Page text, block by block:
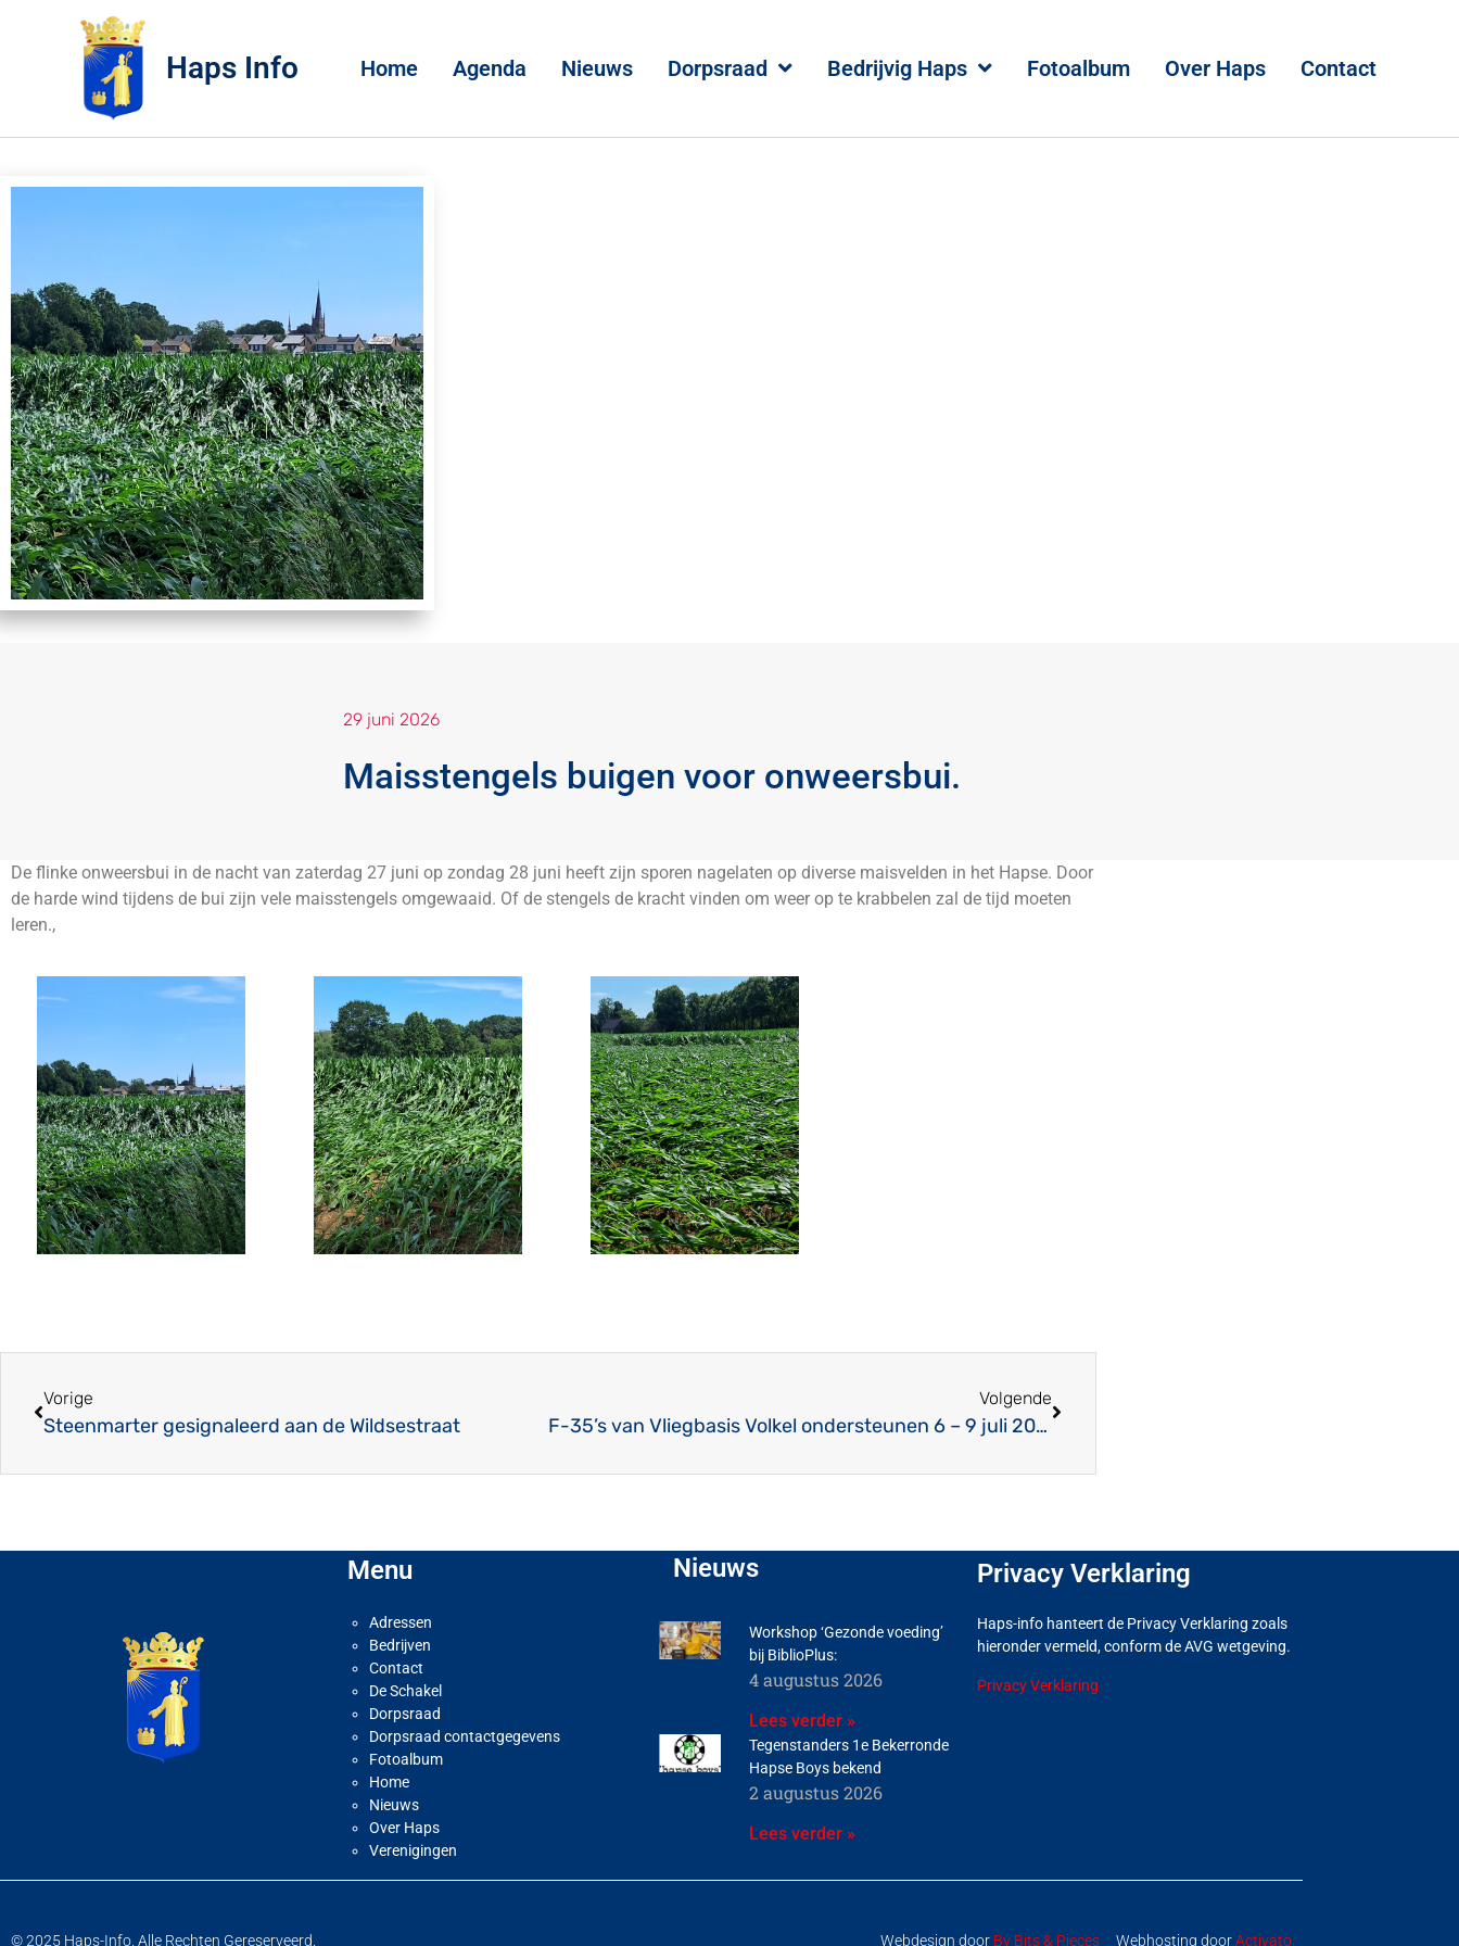
Haps Info Home Agenda Nieuws Dorpsraad Bedrijvig Haps Fotoalbum Over Haps Contact
29 juni 2026
Maisstengels buigen voor onweersbui.
De flinke onweersbui in de nacht van zaterdag 27 juni op zondag 28 juni heeft zijn sporen nagelaten op diverse maisvelden in het Hapse. Door
de harde wind tijdens de bui zijn vele maisstengels omgewaaid. Of de stengels de kracht vinden om weer op te krabbelen zal de tijd moeten
leren.,
Vorige
Steenmarter gesignaleerd aan de Wildsestraat
Volgende
F-35’s van Vliegbasis Volkel ondersteunen 6 – 9 juli 2026 de WIC op Vliegbasis Leeuwarden
Menu
Adressen
Bedrijven
Contact
De Schakel
Dorpsraad
Dorpsraad contactgegevens
Fotoalbum
Home
Nieuws
Over Haps
Verenigingen
Nieuws
Workshop ‘Gezonde voeding’
bij BiblioPlus:
4 augustus 2026
Lees verder »
Tegenstanders 1e Bekerronde
Hapse Boys bekend
2 augustus 2026
Lees verder »
Privacy Verklaring
Haps-info hanteert de Privacy Verklaring zoals
hieronder vermeld, conform de AVG wetgeving.
Privacy Verklaring
© 2025 Haps-Info. Alle Rechten Gereserveerd. Webdesign door By Bits & Pieces Webhosting doorActivato